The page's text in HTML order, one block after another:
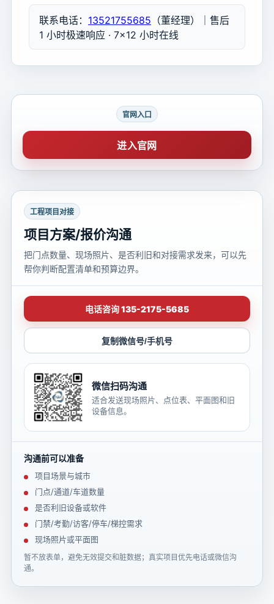
联系电话： 13521755685 （董经理）｜售后
1 小时极速响应 · 7×12 小时在线
官网入口
进入官网
工程项目对接
项目方案/报价沟通
把门点数量、现场照片、是否利旧和对接需求发来，可以先
帮你判断配置清单和预算边界。
电话咨询 135-2175-5685
复制微信号/手机号
微信扫码沟通
适合发送现场照片、点位表、平面图和旧
设备信息。
沟通前可以准备
项目场景与城市
门点/通道/车道数量
是否利旧设备或软件
门禁/考勤/访客/停车/梯控需求
现场照片或平面图
暂不放表单，避免无效提交和脏数据；真实项目优先电话或微信沟
通。